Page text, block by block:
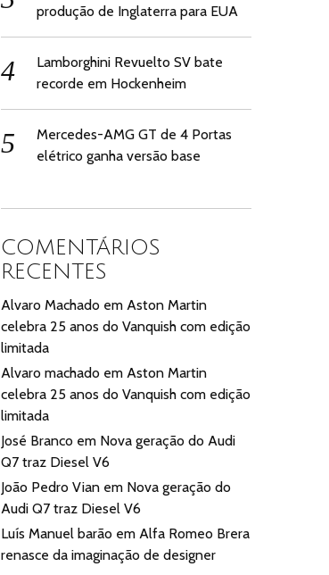
produção de Inglaterra para EUA
Lamborghini Revuelto SV bate
recorde em Hockenheim
Mercedes-AMG GT de 4 Portas
elétrico ganha versão base
COMENTÁRIOS
RECENTES
Alvaro Machado emAston Martin
celebra 25 anos do Vanquish com edição
limitada
Alvaro machado emAston Martin
celebra 25 anos do Vanquish com edição
limitada
José Branco em Nova geração do Audi
Q7 traz Diesel V6
João Pedro Vian em Nova geração do
Audi Q7 traz Diesel V6
Luís Manuel barão emAlfa Romeo Brera
renasce da imaginação de designer